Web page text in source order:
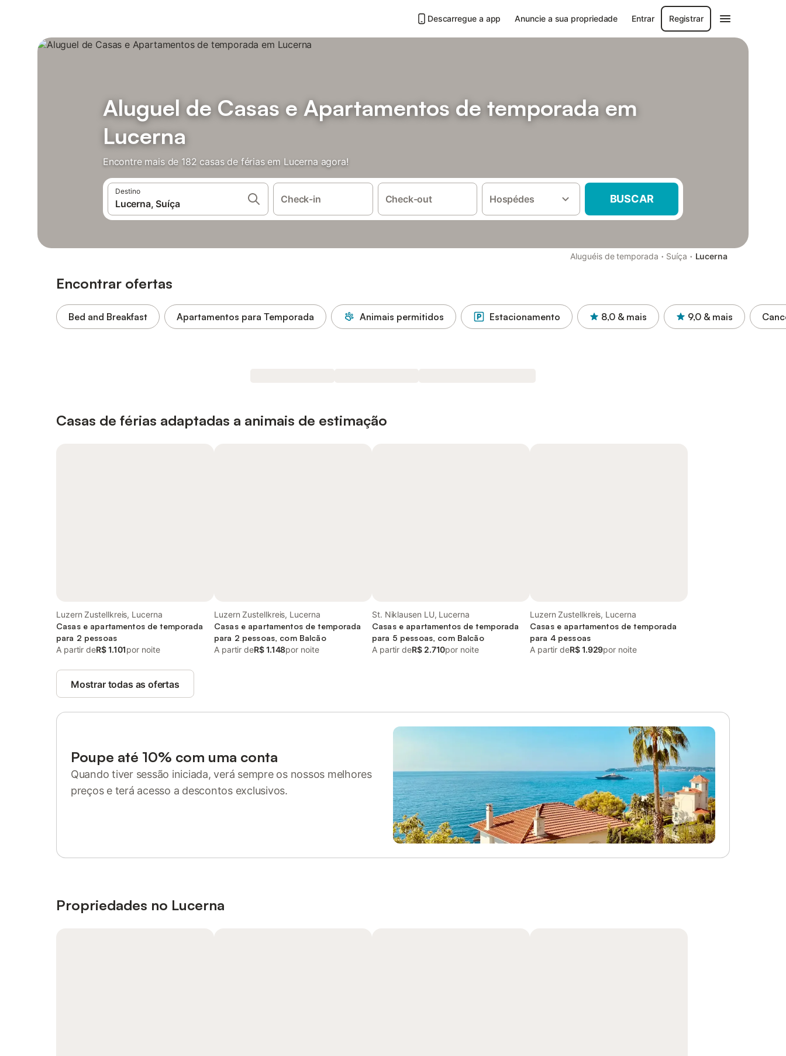
Descarregue a app Anuncie a sua propriedade Entrar Registrar
Aluguel de Casas e Apartamentos de temporada em
Lucerna
Encontre mais de 182 casas de férias em Lucerna agora!
Destino
Check-in Check-out Hospédes BUSCAR
Aluguéis de temporada · Suíça · Lucerna
Encontrar ofertas
Bed and Breakfast Apartamentos para Temporada Animais permitidos Estacionamento 8,0 & mais 9,0 & mais
Casas de férias adaptadas a animais de estimação
Luzern Zustellkreis, Lucerna
Casas e apartamentos de temporada
para 2 pessoas
A partir deR$ 1.101por noite
Luzern Zustellkreis, Lucerna
Casas e apartamentos de temporada
para 2 pessoas, com Balcão
A partir deR$ 1.148por noite
St. Niklausen LU, Lucerna
Casas e apartamentos de temporada
para 5 pessoas, com Balcão
A partir deR$ 2.710por noite
Luzern Zustellkreis, Lucerna
Casas e apartamentos de temporada
para 4 pessoas
A partir deR$ 1.929por noite
Mostrar todas as ofertas
Poupe até 10% com uma conta
Quando tiver sessão iniciada, verá sempre os nossos melhores
preços e terá acesso a descontos exclusivos.
Propriedades no Lucerna